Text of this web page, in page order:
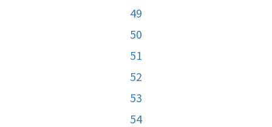
49
50
51
52
53
54